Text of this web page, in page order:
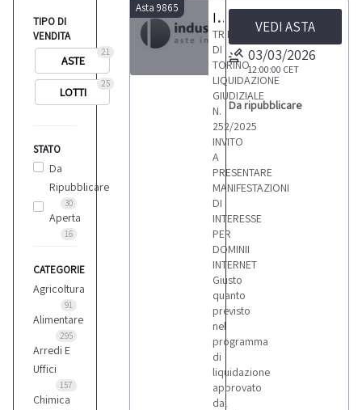
TIPO DI
VENDITA
21
ASTE
25
LOTTI
STATO
Da
Ripubblicare
30
Aperta
16
CATEGORIE
Agricoltura
91
Alimentare
295
Arredi E
Uffici
157
Chimica
Asta 9865
Invito ad offrire per n.366 domini internet e software 'Platform'
TRIBUNALE
DI
TORINO
LIQUIDAZIONE
GIUDIZIALE
N.
252/2025
INVITO
A
PRESENTARE
MANIFESTAZIONI
DI
INTERESSE
PER
DOMINII
INTERNET
Giusto
quanto
previsto
nel
programma
di
liquidazione
approvato
dal
VEDI ASTA
03/03/2026
12:00:00 CET
Da ripubblicare